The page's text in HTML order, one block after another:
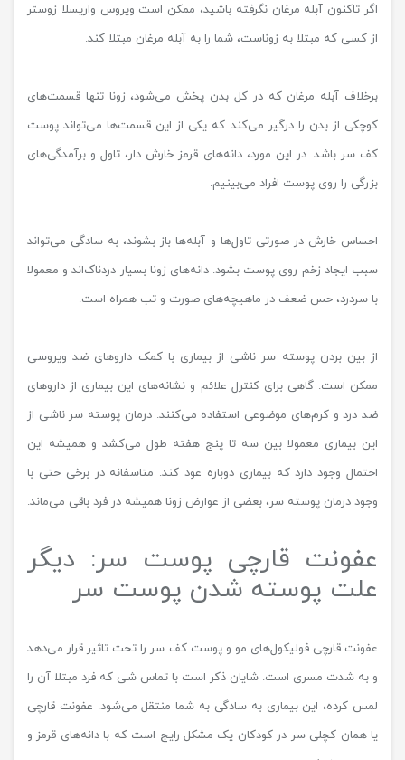
اگر تاکنون آبله مرغان نگرفته باشید، ممکن است ویروس واریسلا زوستر
از کسی که مبتلا به زوناست، شما را به آبله مرغان مبتلا کند.
برخلاف آبله مرغان که در کل بدن پخش می‌شود، زونا تنها قسمت‌های
کوچکی از بدن را درگیر می‌کند که یکی از این قسمت‌ها می‌تواند پوست
کف سر باشد. در این مورد، دانه‌های قرمز خارش دار، تاول و برآمدگی‌های
بزرگی را روی پوست افراد می‌بینیم.
احساس خارش در صورتی‌‌‌‌ تاول‌ها و آبله‌ها باز بشوند، به سادگی می‌تواند
سبب ایجاد زخم روی پوست بشود. دانه‌های زونا بسیار دردناک‌اند و معمولا
با سردرد، حس ضعف در ماهیچه‌های صورت و تب همراه است.
از بین بردن پوسته سر ناشی از بیماری با کمک داروهای ضد ویروسی
ممکن است. گاهی برای کنترل علائم و نشانه‌های این بیماری از داروهای
ضد درد و کرم‌های موضوعی استفاده می‌کنند. درمان پوسته سر ناشی از
این بیماری معمولا بین سه تا پنج هفته طول می‌کشد و همیشه این
احتمال وجود دارد که بیماری دوباره عود کند. متاسفانه در برخی حتی با
وجود درمان پوسته سر، بعضی از عوارض زونا همیشه در فرد باقی می‌ماند.
عفونت قارچی پوست سر: دیگر
علت پوسته شدن پوست سر
عفونت قارچی فولیکول‌های مو و پوست کف سر را تحت تاثیر قرار می‌دهد
و به شدت مسری است. شایان ذکر است با تماس شی که فرد مبتلا آن را
لمس کرده، این بیماری به سادگی به شما منتقل می‌شود. عفونت قارچی
یا همان کچلی سر در کودکان یک مشکل رایج است که با دانه‌های قرمز و